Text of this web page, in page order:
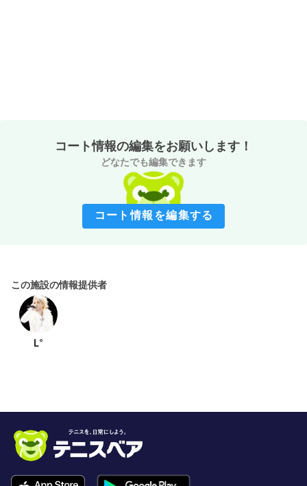
コート情報の編集をお願いします！
どなたでも編集できます
コート情報を編集する
この施設の情報提供者
L°